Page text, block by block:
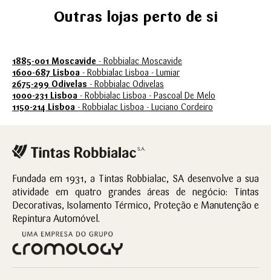
Outras lojas perto de si
1885-001 Moscavide - Robbialac Moscavide
1600-687 Lisboa - Robbialac Lisboa - Lumiar
2675-299 Odivelas - Robbialac Odivelas
1000-231 Lisboa - Robbialac Lisboa - Pascoal De Melo
1150-214 Lisboa - Robbialac Lisboa - Luciano Cordeiro
Fundada em 1931, a Tintas Robbialac, SA desenvolve a sua
atividade em quatro grandes áreas de negócio: Tintas
Decorativas, Isolamento Térmico, Proteção e Manutenção e
Repintura Automóvel.